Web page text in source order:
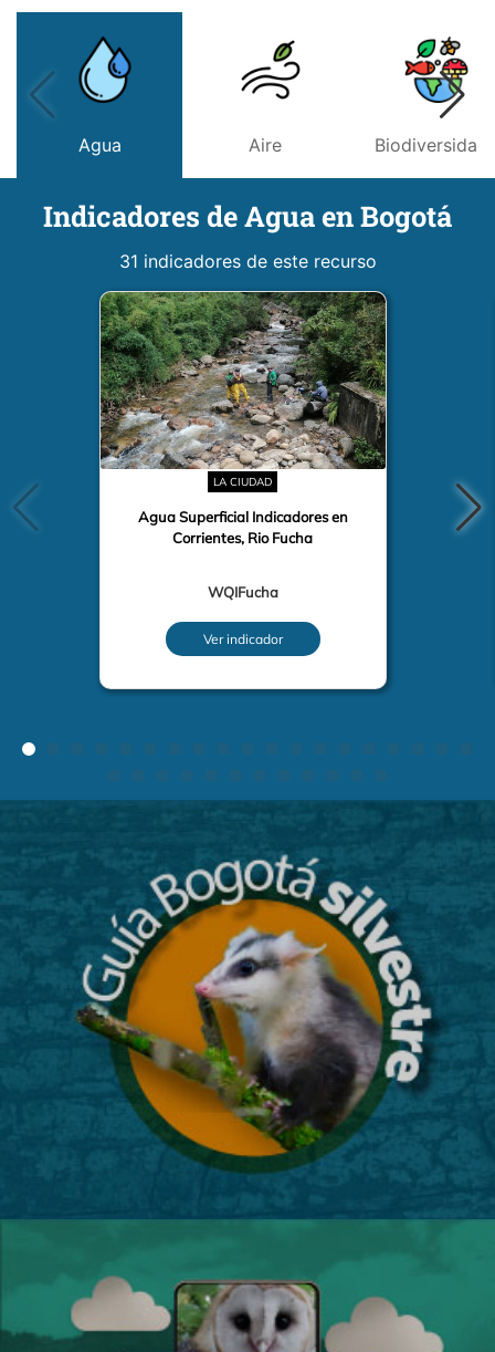
Agua Aire Biodiversidad
Indicadores de Agua en Bogotá
31 indicadores de este recurso
LA CIUDAD
Agua Superficial Indicadores en
Corrientes, Rio Fucha
WQIFucha
Ver indicador